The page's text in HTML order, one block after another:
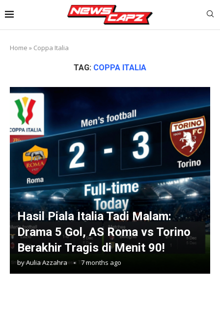
Home » Coppa Italia
TAG: COPPA ITALIA
Hasil Piala Italia Tadi Malam:
Drama 5 Gol, AS Roma vs Torino
Berakhir Tragis di Menit 90!
byAulia Azzahra 7 months ago